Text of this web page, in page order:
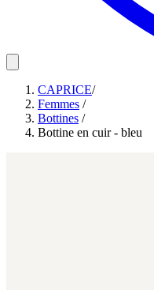
CAPRICE/
Femmes /
Bottines /
Bottine en cuir - bleu